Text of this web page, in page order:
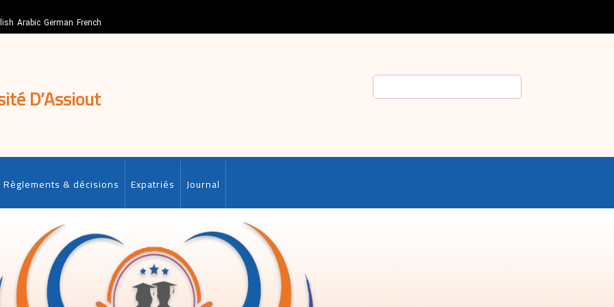
Arabic German French
D’Assiout
Règlements & décisions Expatriés Journal